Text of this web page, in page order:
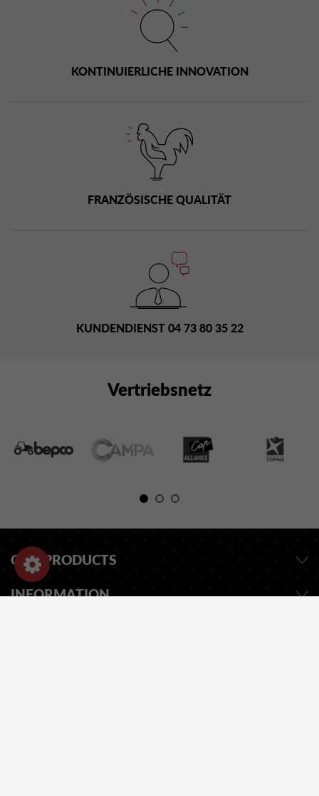
KONTINUIERLICHE INNOVATION
FRANZÖSISCHE QUALITÄT
KUNDENDIENST 04 73 80 35 22
Vertriebsnetz
OUR PRODUCTS
INFORMATION